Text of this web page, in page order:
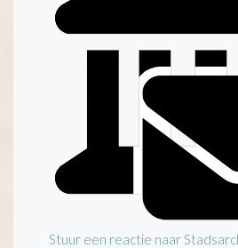
Stuur een reactie naar